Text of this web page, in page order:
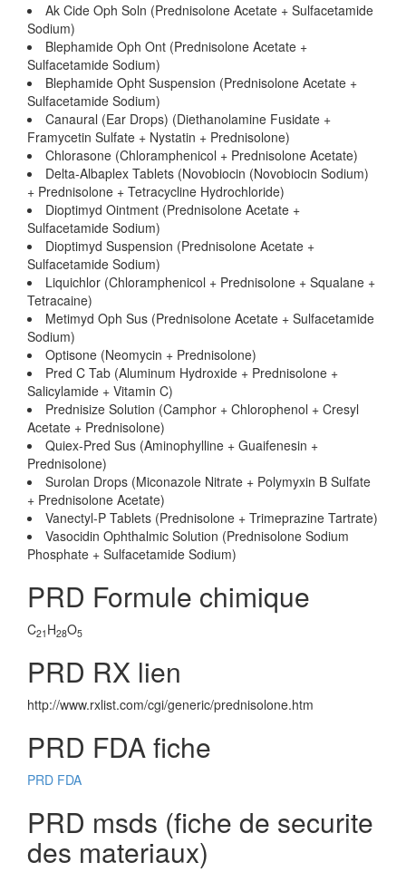
Ak Cide Oph Soln (Prednisolone Acetate + Sulfacetamide
Sodium)
Blephamide Oph Ont (Prednisolone Acetate +
Sulfacetamide Sodium)
Blephamide Opht Suspension (Prednisolone Acetate +
Sulfacetamide Sodium)
Canaural (Ear Drops) (Diethanolamine Fusidate +
Framycetin Sulfate + Nystatin + Prednisolone)
Chlorasone (Chloramphenicol + Prednisolone Acetate)
Delta-Albaplex Tablets (Novobiocin (Novobiocin Sodium)
+ Prednisolone + Tetracycline Hydrochloride)
Dioptimyd Ointment (Prednisolone Acetate +
Sulfacetamide Sodium)
Dioptimyd Suspension (Prednisolone Acetate +
Sulfacetamide Sodium)
Liquichlor (Chloramphenicol + Prednisolone + Squalane +
Tetracaine)
Metimyd Oph Sus (Prednisolone Acetate + Sulfacetamide
Sodium)
Optisone (Neomycin + Prednisolone)
Pred C Tab (Aluminum Hydroxide + Prednisolone +
Salicylamide + Vitamin C)
Prednisize Solution (Camphor + Chlorophenol + Cresyl
Acetate + Prednisolone)
Quiex-Pred Sus (Aminophylline + Guaifenesin +
Prednisolone)
Surolan Drops (Miconazole Nitrate + Polymyxin B Sulfate
+ Prednisolone Acetate)
Vanectyl-P Tablets (Prednisolone + Trimeprazine Tartrate)
Vasocidin Ophthalmic Solution (Prednisolone Sodium
Phosphate + Sulfacetamide Sodium)
PRD Formule chimique
C21 H28O5
PRD RX lien
http://www.rxlist.com/cgi/generic/prednisolone.htm
PRD FDA fiche
PRD FDA
PRD msds (fiche de securite
des materiaux)